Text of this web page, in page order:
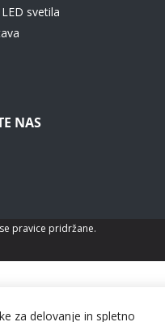
svetila
NAS
pravice pridržane.
za delovanje in spletno